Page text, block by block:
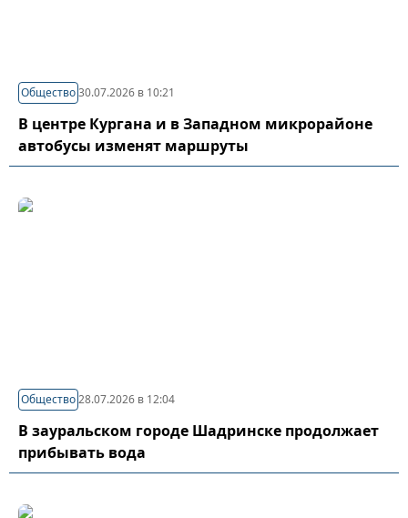
Общество30.07.2026 в 10:21
В центре Кургана и в Западном микрорайоне
автобусы изменят маршруты
Общество28.07.2026 в 12:04
В зауральском городе Шадринске продолжает
прибывать вода